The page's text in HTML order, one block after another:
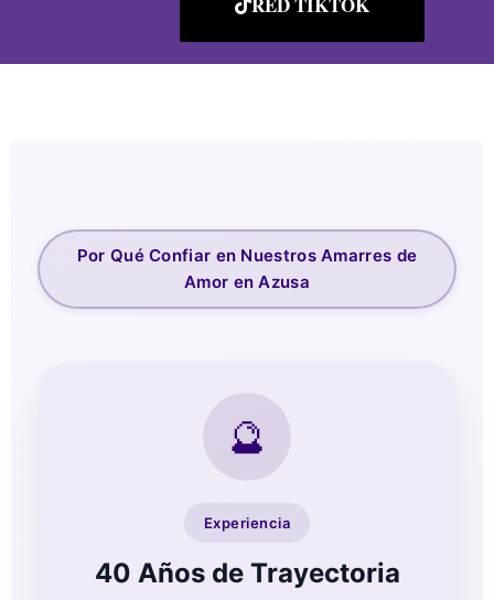
Por Qué Confiar en Nuestros Amarres de
Amor en Azusa
🔮
Experiencia
40 Años de Trayectoria